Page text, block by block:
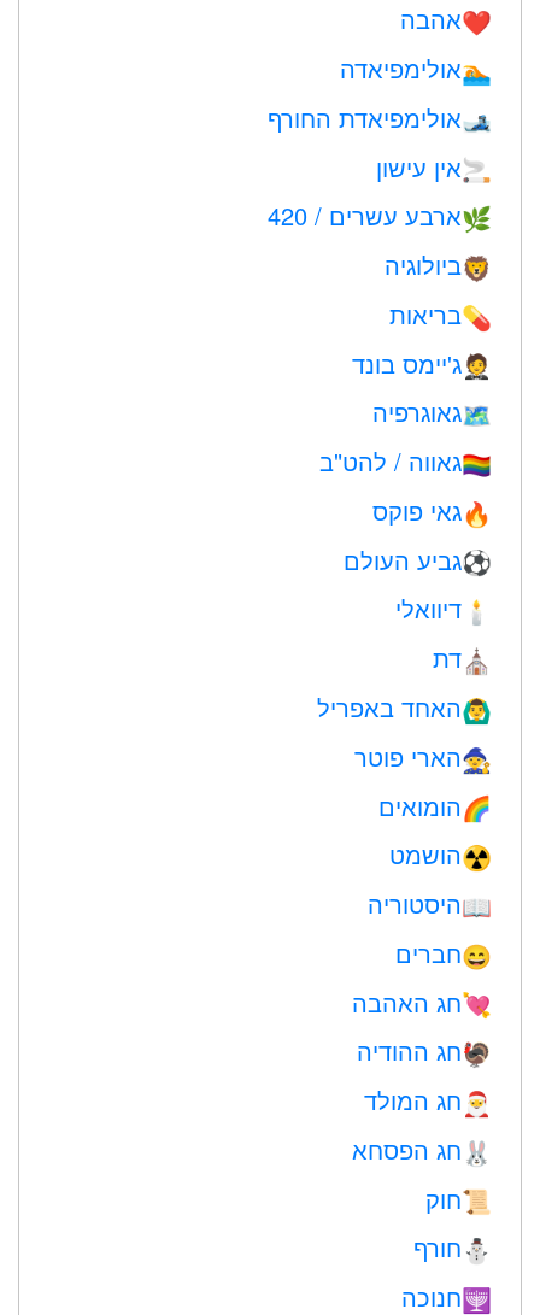
❤️️אהבה
🏊אולימפיאדה
🎿אולימפיאדת החורף
🚬אין עישון
🌿ארבע עשרים / 420
🦁ביולוגיה
💊בריאות
🤵ג'יימס בונד
🗺גאוגרפיה
🏳️‍🌈גאווה / להט"ב
🔥גאי פוקס
⚽גביע העולם
🕯 דיוואלי
⛪️דת
🙆‍♂️האחד באפריל
🧙הארי פוטר
🌈הומואים
☢️הושמט
📖היסטוריה
😄חברים
💘חג האהבה
🦃חג ההודיה
🎅 חג המולד
🐰 חג הפסחא
📜חוק
⛄ חורף
🕎חנוכה